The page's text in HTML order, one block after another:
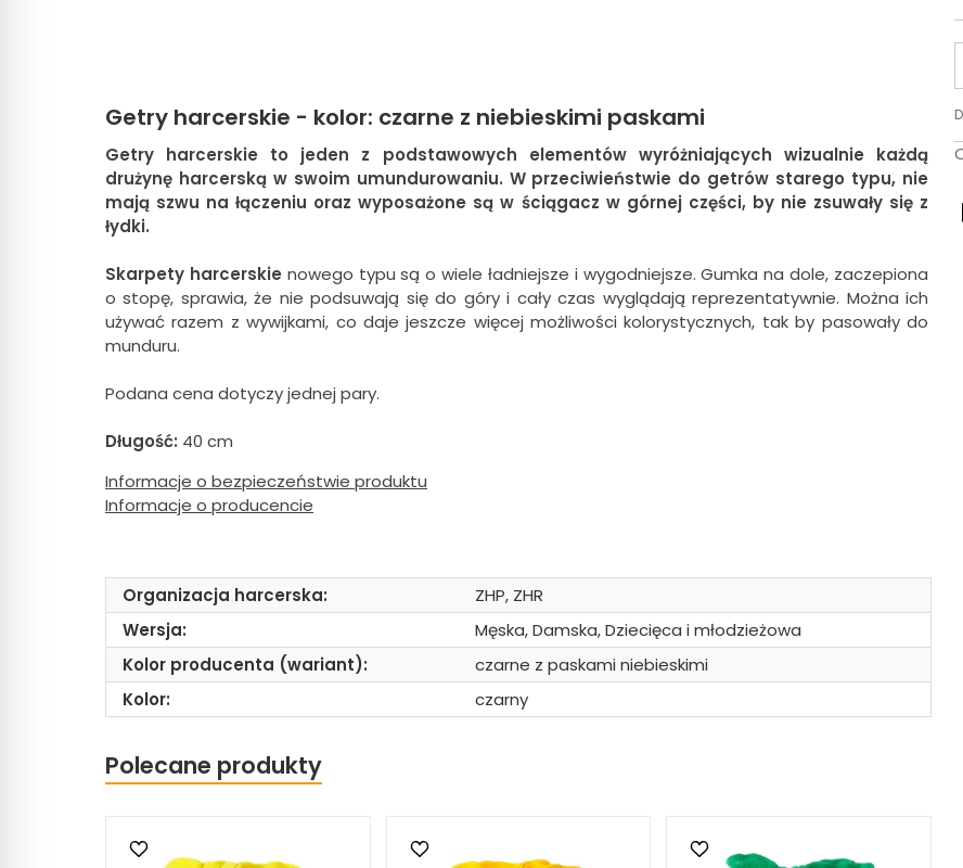
Getry harcerskie - kolor: czarne z niebieskimi paskami
Getry harcerskie to jeden z podstawowych elementów wyróżniających wizualnie każdą
drużynę harcerską w swoim umundurowaniu. W przeciwieństwie do getrów starego typu, nie
mają szwu na łączeniu oraz wyposażone są w ściągacz w górnej części, by nie zsuwały się z
łydki.
Skarpety harcerskie nowego typu są o wiele ładniejsze i wygodniejsze. Gumka na dole, zaczepiona
o stopę, sprawia, że nie podsuwają się do góry i cały czas wyglądają reprezentatywnie. Można ich
używać razem z wywijkami, co daje jeszcze więcej możliwości kolorystycznych, tak by pasowały do
munduru.
Podana cena dotyczy jednej pary.
Długość: 40 cm
Informacje o bezpieczeństwie produktu
Informacje o producencie
Organizacja harcerska:
ZHP, ZHR
Wersja:
Męska, Damska, Dziecięca i młodzieżowa
Kolor producenta (wariant):
czarne z paskami niebieskimi
Kolor:
czarny
Polecane produkty